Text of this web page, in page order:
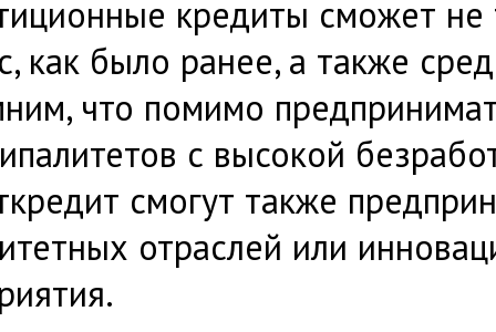
кредиты сможет не
как было ранее, а также
что помимо
с высокой
смогут также
отраслей или